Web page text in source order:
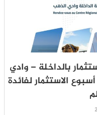
بالداخلة – وادي
الاستثمار لفائدة